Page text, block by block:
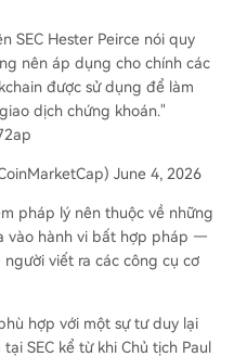
SEC Hester Peirce nói quy
nên áp dụng cho chính các
được sử dụng để làm
dịch chứng khoán."
June 4, 2026
pháp lý nên thuộc về những
vào hành vi bất hợp pháp —
viết ra các công cụ cơ
hợp với một sự tư duy lại
SEC kể từ khi Chủ tịch Paul